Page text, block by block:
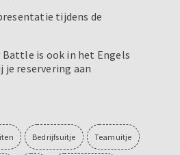
tijdens de
Battle is ook in het Engels
reservering aan
Bedrijfsuitje Teamuitje